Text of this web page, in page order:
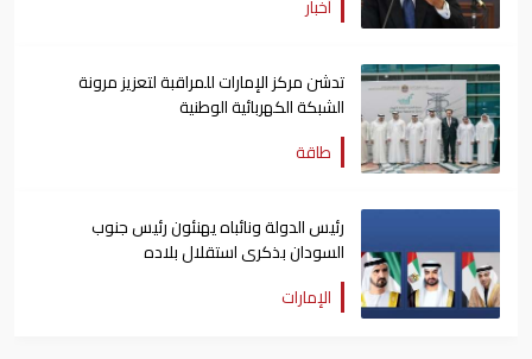
أخبار
تدشن مركز الإمارات للمراقبة لتعزيز مرونة
الشبكة الكهربائية الوطنية
طاقة
رئيس الدولة ونائباه يهنئون رئيس جنوب
السودان بذكرى استقلال بلاده
الإمارات